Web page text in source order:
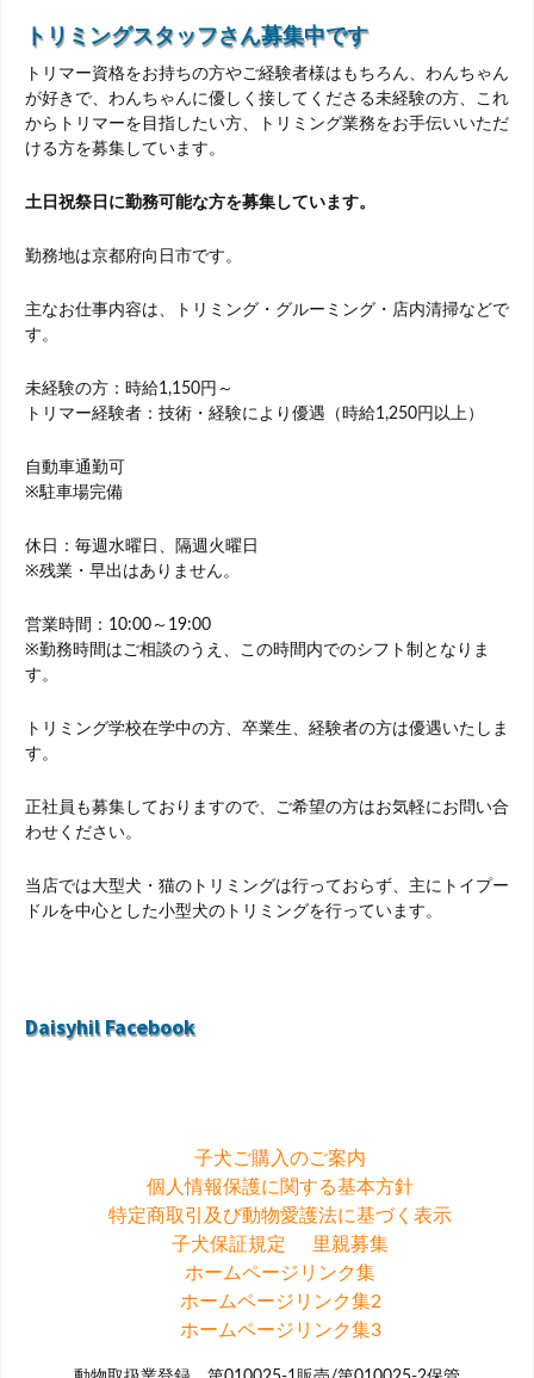
トリミングスタッフさん募集中です
トリマー資格をお持ちの方やご経験者様はもちろん、わんちゃん
が好きで、わんちゃんに優しく接してくださる未経験の方、これ
からトリマーを目指したい方、トリミング業務をお手伝いいただ
ける方を募集しています。
土日祝祭日に勤務可能な方を募集しています。
勤務地は京都府向日市です。
主なお仕事内容は、トリミング・グルーミング・店内清掃などで
す。
未経験の方：時給1,150円～
トリマー経験者：技術・経験により優遇（時給1,250円以上）
自動車通勤可
※駐車場完備
休日：毎週水曜日、隔週火曜日
※残業・早出はありません。
営業時間：10:00～19:00
※勤務時間はご相談のうえ、この時間内でのシフト制となりま
す。
トリミング学校在学中の方、卒業生、経験者の方は優遇いたしま
す。
正社員も募集しておりますので、ご希望の方はお気軽にお問い合
わせください。
当店では大型犬・猫のトリミングは行っておらず、主にトイプー
ドルを中心とした小型犬のトリミングを行っています。
Daisyhil Facebook
子犬ご購入のご案内
個人情報保護に関する基本方針
特定商取引及び動物愛護法に基づく表示
子犬保証規定
里親募集
ホームページリンク集
ホームページリンク集2
ホームページリンク集3